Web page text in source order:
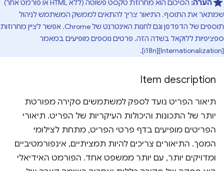
הערה:
הסיכום הוא מחרוזת טקסט פשוטה (ללא HTML או פורמט אחר)
שמתאר את התוסף. התיאור צריך להתאים לממשק המשתמש לניהול
תוספים של הדפדפן וגם לחנות האינטרנט של Chrome. אפשר לציין מחרוזות
ספציפיות ללוקאל בשדה הזה. פרטים נוספים מופיעים במאמר
[Internationalization][i18n].
Item description
תיאור הפריט נועד לספק למשתמשים סקירה מפורטת
יותר של התכונות והיכולות העיקריות של הפריט. תיאורי
הפריטים מופיעים בדף פרטי הפריט, מתחת לצילומי
המסך. התיאורים צריכים להיות תמציתיים, אינפורמטיביים
ומדויקים יותר, עם יותר ממשפט אחד. הפורמט האידיאלי